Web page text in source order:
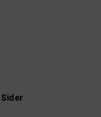
Sider